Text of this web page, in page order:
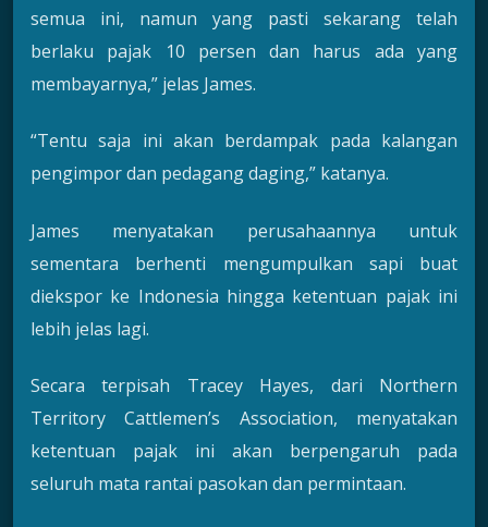
semua ini, namun yang pasti sekarang telah
berlaku pajak 10 persen dan harus ada yang
membayarnya,” jelas James.
“Tentu saja ini akan berdampak pada kalangan
pengimpor dan pedagang daging,” katanya.
James menyatakan perusahaannya untuk
sementara berhenti mengumpulkan sapi buat
diekspor ke Indonesia hingga ketentuan pajak ini
lebih jelas lagi.
Secara terpisah Tracey Hayes, dari Northern
Territory Cattlemen’s Association, menyatakan
ketentuan pajak ini akan berpengaruh pada
seluruh mata rantai pasokan dan permintaan.